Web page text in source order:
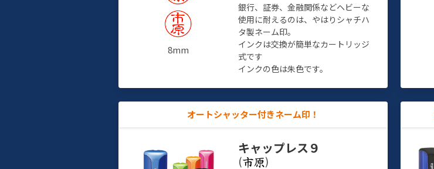
8mm
銀行、証券、金融関係などヘビーな
使用に耐えるのは、やはりシャチハ
タ製ネーム印。
インクは交換が簡単なカートリッジ
式です
インクの色は朱色です。
オートシャッター付きネーム印！
キャップレス９
(
)